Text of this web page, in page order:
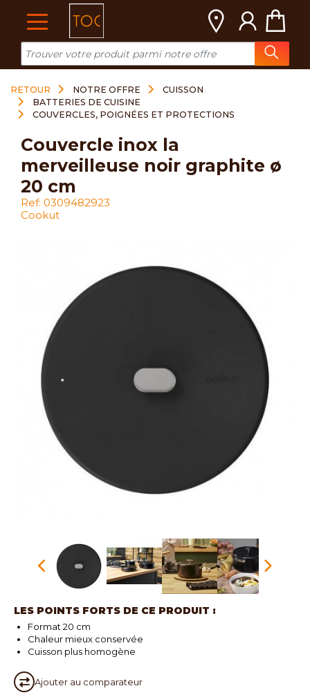
RETOUR NOTRE OFFRE
CUISSON
BATTERIES DE CUISINE
COUVERCLES, POIGNÉES ET PROTECTIONS
LES POINTS FORTS DE CE PRODUIT :
Format 20 cm
Chaleur mieux conservée
Cuisson plus homogène
Ajouter au comparateur
couvercle inox la
merveilleuse noir graphite ø
20 cm
Ref: 0309482923
Cookut
Cookies management panel